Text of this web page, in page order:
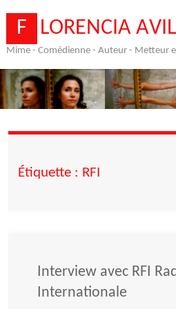
content
F LORENCIA AVIL
Mime - Comédienne - Auteur - Metteur
Étiquette : RFI
Interview avec RFI
Internationale